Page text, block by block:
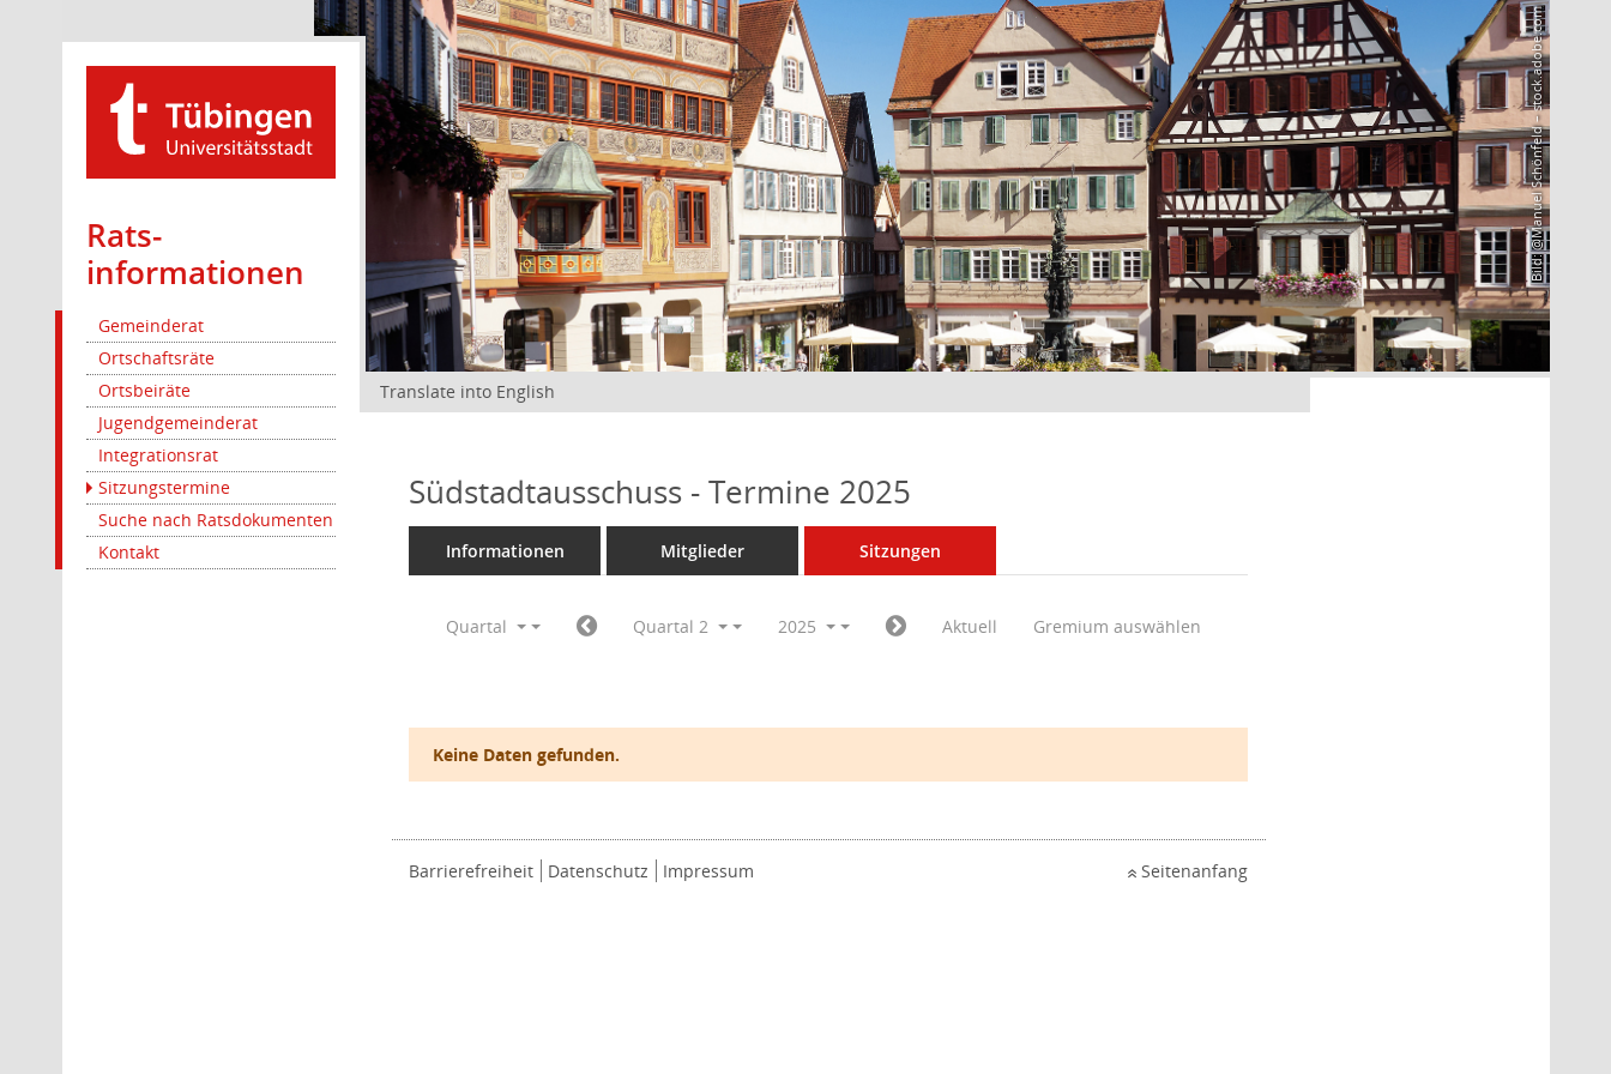
Rats­
informationen
Gemeinderat
Ortschaftsräte
Ortsbeiräte
Jugendgemeinderat
Integrationsrat
Sitzungstermine
Suche nach Ratsdokumenten
Kontakt
Bild: @Manuel Schönfeld – stock.adobe.com
Translate into English
Südstadtausschuss - Termine 2025
Informationen Mitglieder Sitzungen
Quartal Quartal 2 2025 Aktuell Gremium auswählen
Keine Daten gefunden.
Barrierefreiheit Datenschutz Impressum Seitenanfang